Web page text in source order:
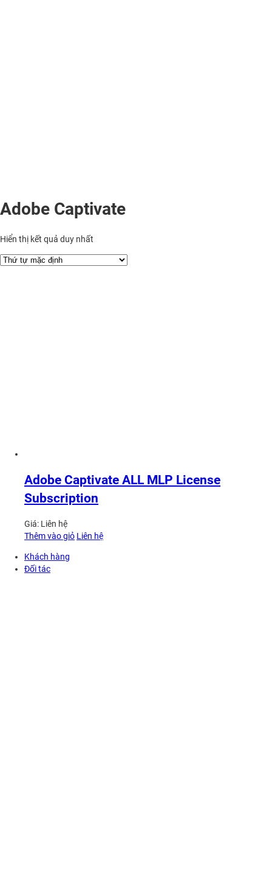
Adobe Captivate
Hiển thị kết quả duy nhất
Adobe Captivate ALL MLP License
Subscription
Giá: Liên hệ
Thêm vào giỏ Liên hệ
Khách hàng
Đối tác